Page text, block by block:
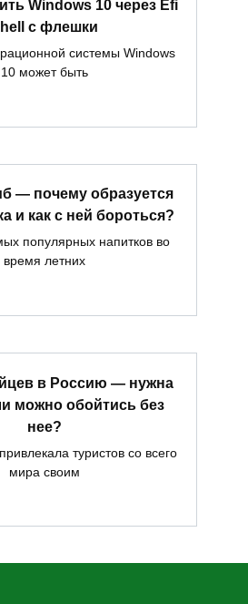
Windows 10 через Efi
с флешки
системы Windows
10 может быть
— почему образуется
и как с ней бороться?
популярных напитков во
время летних
в Россию — нужна
можно обойтись без
нее?
туристов со всего
мира своим